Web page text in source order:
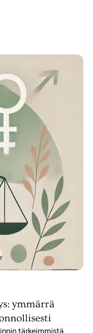
ymmärrä
tärkeimmistä